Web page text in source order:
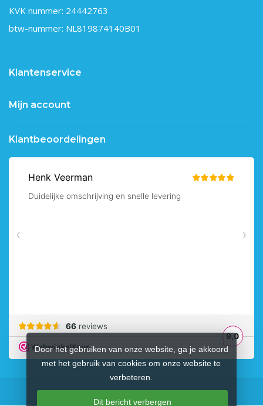
KVK nummer: 24442763
btw-nummer: NL819874140B01
Klantenservice
Mijn account
Klantbeoordelingen
Door het gebruiken van onze website, ga je akkoord
met het gebruik van cookies om onze website te
verbeteren.
Dit bericht verbergen